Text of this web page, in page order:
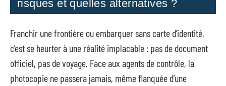
risques et quelles alternatives ?
Franchir une frontière ou embarquer sans carte d’identité,
c’est se heurter à une réalité implacable : pas de document
officiel, pas de voyage. Face aux agents de contrôle, la
photocopie ne passera jamais, même flanquée d’une